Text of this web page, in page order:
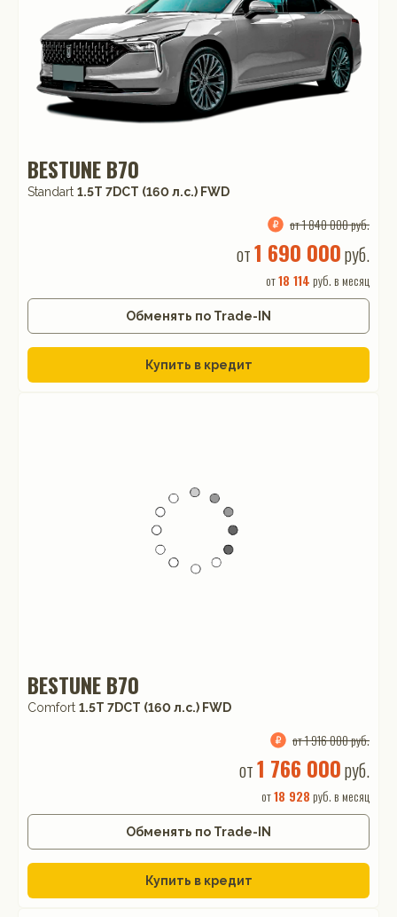
BESTUNE B70
Standart 1.5T 7DCT (160 л.с.) FWD
от 1 840 000 руб.
от1 690 000руб.
от18 114 руб. в месяц
Обменять по Trade-IN
Купить в кредит
BESTUNE B70
Comfort 1.5T 7DCT (160 л.с.) FWD
от 1 916 000 руб.
от1 766 000руб.
от18 928 руб. в месяц
Обменять по Trade-IN
Купить в кредит